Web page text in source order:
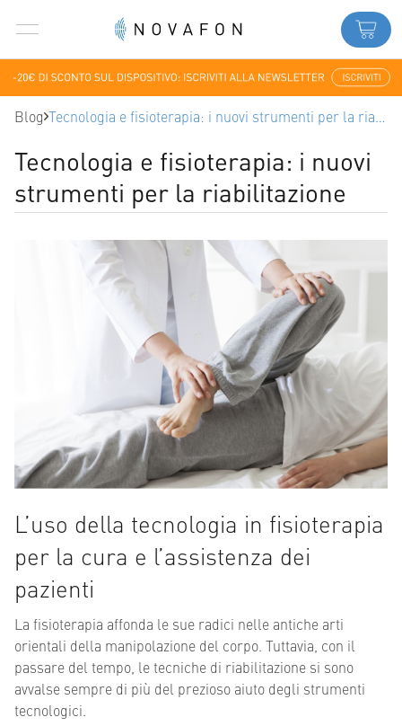
Blog Tecnologia e fisioterapia: i nuovi strumenti per la riabilitazione
Tecnologia e fisioterapia: i nuovi
strumenti per la riabilitazione
L’uso della tecnologia in fisioterapia
per la cura e l’assistenza dei
pazienti
La fisioterapia affonda le sue radici nelle antiche arti
orientali della manipolazione del corpo. Tuttavia, con il
passare del tempo, le tecniche di riabilitazione si sono
avvalse sempre di più del prezioso aiuto degli strumenti
tecnologici.